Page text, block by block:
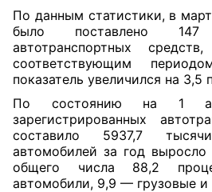
По данным статистики, в
было поставлено
автотранспортных
соответствующим
показатель увеличился на 3,5
По состоянию на 1
зарегистрированных
составило 5937,7
автомобилей за год
общего числа 88,2
автомобили, 9,9 — грузовые и